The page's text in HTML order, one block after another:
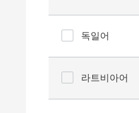
독일어
라트비아어